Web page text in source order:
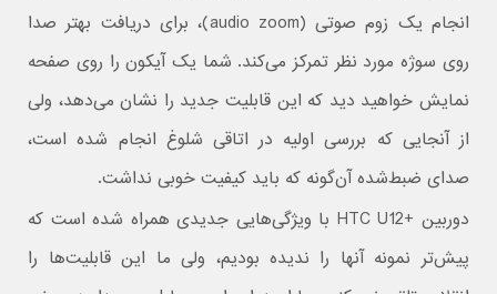
انجام یک زوم صوتی (audio zoom)، برای دریافت بهتر صدا
روی سوژه مورد نظر تمرکز می‌کند. شما یک آیکون را روی صفحه
نمایش خواهید دید که این قابلیت جدید را نشان می‌دهد، ولی
از آنجایی که بررسی اولیه در اتاقی شلوغ انجام شده است،
صدای ضبط‌شده آن‌گونه که باید کیفیت خوبی نداشت.
دوربین +HTC U12 با ویژگی‌هایی جدیدی همراه شده است که
پیش‌تر نمونه آنها را ندیده بودیم، ولی ما این قابلیت‌ها را